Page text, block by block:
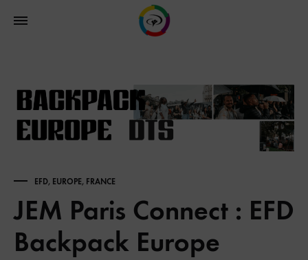
EFD, EUROPE, FRANCE
JEM Paris Connect : EFD
Backpack Europe